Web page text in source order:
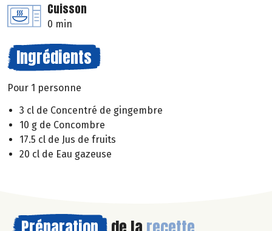
Cuisson
0 min
Ingrédients
Pour 1 personne
3 cl de Concentré de gingembre
10 g de Concombre
17.5 cl de Jus de fruits
20 cl de Eau gazeuse